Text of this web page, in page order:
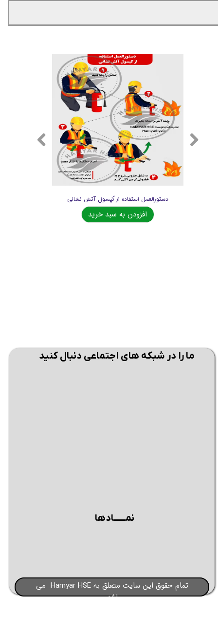
دستورالعمل استفاده از کپسول آتش نشانی
افزودن به سبد خرید
تمام حقوق این سایت متعلق به Hamyar HSE می
باشد​​​​​​​
ما را در شبکه های اجتماعی دنبال کنید
نمــــــادها